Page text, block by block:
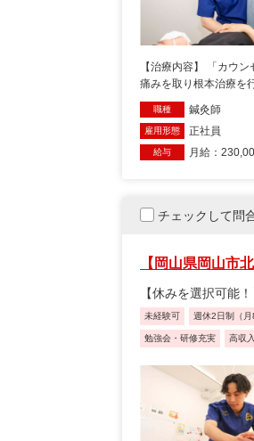
【治療内容】 「カウ
痛みを取り根本治療を
職種 鍼灸師
雇用形態 正社員
給与 月給：
チェックして問
【岡山県岡山市
【休みを選択可能
未経験可 週休2日制（月
勉強会・研修充実 高収